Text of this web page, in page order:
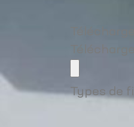
Types de